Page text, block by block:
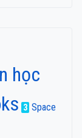
học
3 Space